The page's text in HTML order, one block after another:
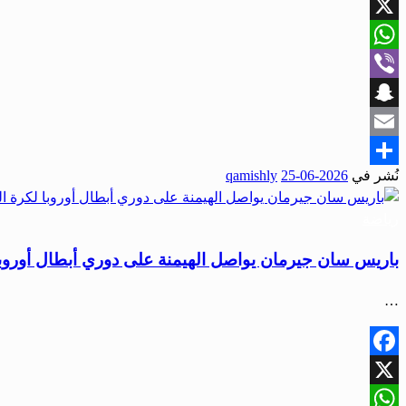
Facebook
X
WhatsApp
Viber
Snapchat
Email
Share
نُشر في 2026-06-25
qamishly
باريس سان جيرمان يواصل الهيمنة على دوري أبطال
…
Facebook
X